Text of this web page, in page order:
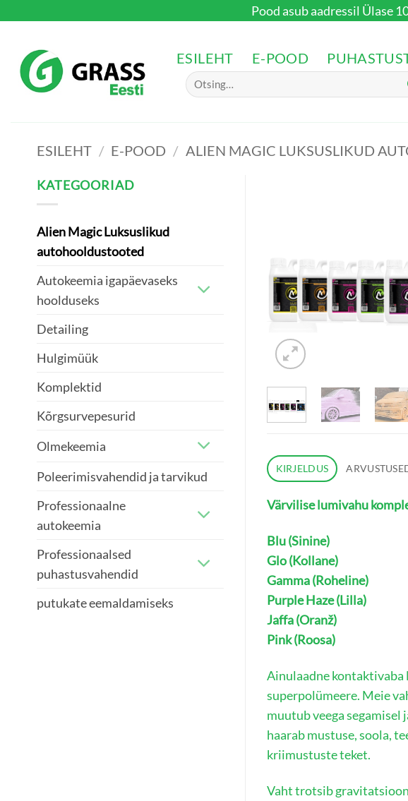
content
Pood asub aadressil Ülase
ESILEHT E-POOD
Otsi:
ESILEHT / E-POOD / ALIEN MAGIC LUKSUSLIKUD
KATEGOORIAD
Alien Magic Luksuslikud
autohooldustooted
Autokeemia igapäevaseks
hoolduseks
Detailing
Hulgimüük
Komplektid
Kõrgsurvepesurid
Olmekeemia
Poleerimisvahendid ja tarvikud
Professionaalne
autokeemia
Professionaalsed
puhastusvahendid
putukate eemaldamiseks
KIRJELDUS
Värvilise lumivahu
Blu (Sinine)
Glo (Kollane)
Gamma (Roheline)
Purple Haze (Lilla)
Jaffa (Oranž)
Pink (Roosa)
Ainulaadne kontaktivaba
superpolümeere. Meie
muutub veega
haarab mustuse, soola,
kriimustuste teket.
Vaht trotsib